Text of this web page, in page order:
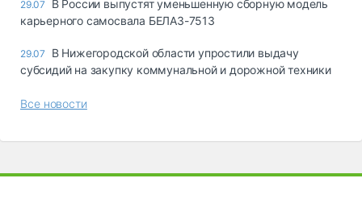
29.07
В России выпустят уменьшенную сборную модель
карьерного самосвала БЕЛАЗ-7513
29.07
В Нижегородской области упростили выдачу
субсидий на закупку коммунальной и дорожной техники
Все новости